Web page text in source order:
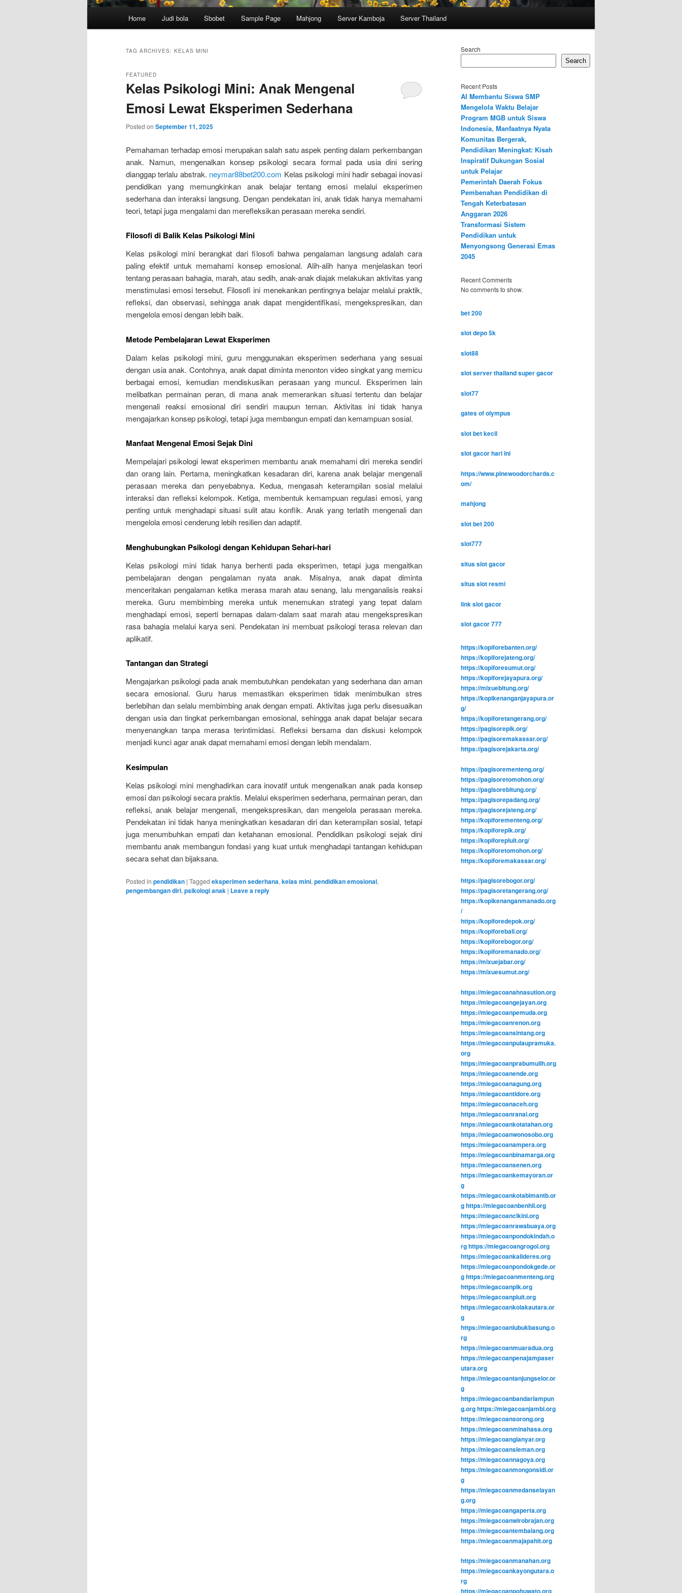
Home Judi bola Sbobet Sample Page Mahjong Server Kamboja Server Thailand
TAG ARCHIVES: KELAS MINI
Kelas Psikologi Mini: Anak Mengenal
Emosi Lewat Eksperimen Sederhana
FEATURED
Posted on September 11, 2025
Pemahaman terhadap emosi merupakan salah satu aspek penting dalam perkembangan
anak. Namun, mengenalkan konsep psikologi secara formal pada usia dini sering
dianggap terlalu abstrak. neymar88bet200.com Kelas psikologi mini hadir sebagai inovasi
pendidikan yang memungkinkan anak belajar tentang emosi melalui eksperimen
sederhana dan interaksi langsung. Dengan pendekatan ini, anak tidak hanya memahami
teori, tetapi juga mengalami dan merefleksikan perasaan mereka sendiri.
Filosofi di Balik Kelas Psikologi Mini
Kelas psikologi mini berangkat dari filosofi bahwa pengalaman langsung adalah cara
paling efektif untuk memahami konsep emosional. Alih-alih hanya menjelaskan teori
tentang perasaan bahagia, marah, atau sedih, anak-anak diajak melakukan aktivitas yang
menstimulasi emosi tersebut. Filosofi ini menekankan pentingnya belajar melalui praktik,
refleksi, dan observasi, sehingga anak dapat mengidentifikasi, mengekspresikan, dan
mengelola emosi dengan lebih baik.
Metode Pembelajaran Lewat Eksperimen
Dalam kelas psikologi mini, guru menggunakan eksperimen sederhana yang sesuai
dengan usia anak. Contohnya, anak dapat diminta menonton video singkat yang memicu
berbagai emosi, kemudian mendiskusikan perasaan yang muncul. Eksperimen lain
melibatkan permainan peran, di mana anak memerankan situasi tertentu dan belajar
mengenali reaksi emosional diri sendiri maupun teman. Aktivitas ini tidak hanya
mengajarkan konsep psikologi, tetapi juga membangun empati dan kemampuan sosial.
Manfaat Mengenal Emosi Sejak Dini
Mempelajari psikologi lewat eksperimen membantu anak memahami diri mereka sendiri
dan orang lain. Pertama, meningkatkan kesadaran diri, karena anak belajar mengenali
perasaan mereka dan penyebabnya. Kedua, mengasah keterampilan sosial melalui
interaksi dan refleksi kelompok. Ketiga, membentuk kemampuan regulasi emosi, yang
penting untuk menghadapi situasi sulit atau konflik. Anak yang terlatih mengenali dan
mengelola emosi cenderung lebih resilien dan adaptif.
Menghubungkan Psikologi dengan Kehidupan Sehari-hari
Kelas psikologi mini tidak hanya berhenti pada eksperimen, tetapi juga mengaitkan
pembelajaran dengan pengalaman nyata anak. Misalnya, anak dapat diminta
menceritakan pengalaman ketika merasa marah atau senang, lalu menganalisis reaksi
mereka. Guru membimbing mereka untuk menemukan strategi yang tepat dalam
menghadapi emosi, seperti bernapas dalam-dalam saat marah atau mengekspresikan
rasa bahagia melalui karya seni. Pendekatan ini membuat psikologi terasa relevan dan
aplikatif.
Tantangan dan Strategi
Mengajarkan psikologi pada anak membutuhkan pendekatan yang sederhana dan aman
secara emosional. Guru harus memastikan eksperimen tidak menimbulkan stres
berlebihan dan selalu membimbing anak dengan empati. Aktivitas juga perlu disesuaikan
dengan usia dan tingkat perkembangan emosional, sehingga anak dapat belajar secara
menyenangkan tanpa merasa terintimidasi. Refleksi bersama dan diskusi kelompok
menjadi kunci agar anak dapat memahami emosi dengan lebih mendalam.
Kesimpulan
Kelas psikologi mini menghadirkan cara inovatif untuk mengenalkan anak pada konsep
emosi dan psikologi secara praktis. Melalui eksperimen sederhana, permainan peran, dan
refleksi, anak belajar mengenali, mengekspresikan, dan mengelola perasaan mereka.
Pendekatan ini tidak hanya meningkatkan kesadaran diri dan keterampilan sosial, tetapi
juga menumbuhkan empati dan ketahanan emosional. Pendidikan psikologi sejak dini
membantu anak membangun fondasi yang kuat untuk menghadapi tantangan kehidupan
secara sehat dan bijaksana.
Posted in pendidikan | Tagged eksperimen sederhana, kelas mini, pendidikan emosional,
pengembangan diri, psikologi anak | Leave a reply
Search
Search
Recent Posts
AI Membantu Siswa SMP
Mengelola Waktu Belajar
Program MGB untuk Siswa
Indonesia, Manfaatnya Nyata
Komunitas Bergerak,
Pendidikan Meningkat: Kisah
Inspiratif Dukungan Sosial
untuk Pelajar
Pemerintah Daerah Fokus
Pembenahan Pendidikan di
Tengah Keterbatasan
Anggaran 2026
Transformasi Sistem
Pendidikan untuk
Menyongsong Generasi Emas
2045
Recent Comments
No comments to show.
bet 200
slot depo 5k
slot88
slot server thailand super gacor
slot77
gates of olympus
slot bet kecil
slot gacor hari ini
https://www.pinewoodorchards.c
om/
mahjong
slot bet 200
slot777
situs slot gacor
situs slot resmi
link slot gacor
slot gacor 777
https://kopiforebanten.org/
https://kopiforejateng.org/
https://kopiforesumut.org/
https://kopiforejayapura.org/
https://mixuebitung.org/
https://kopikenanganjayapura.or
g/
https://kopiforetangerang.org/
https://pagisorepik.org/
https://pagisoremakassar.org/
https://pagisorejakarta.org/
https://pagisorementeng.org/
https://pagisoretomohon.org/
https://pagisorebitung.org/
https://pagisorepadang.org/
https://pagisorejateng.org/
https://kopiforementeng.org/
https://kopiforepik.org/
https://kopiforepluit.org/
https://kopiforetomohon.org/
https://kopiforemakassar.org/
https://pagisorebogor.org/
https://pagisoretangerang.org/
https://kopikenanganmanado.org
/
https://kopiforedepok.org/
https://kopiforebali.org/
https://kopiforebogor.org/
https://kopiforemanado.org/
https://mixuejabar.org/
https://mixuesumut.org/
https://miegacoanahnasution.org
https://miegacoangejayan.org
https://miegacoanpemuda.org
https://miegacoanrenon.org
https://miegacoansintang.org
https://miegacoanpulaupramuka.
org
https://miegacoanprabumulih.org
https://miegacoanende.org
https://miegacoanagung.org
https://miegacoantidore.org
https://miegacoanaceh.org
https://miegacoanranai.org
https://miegacoankotatahan.org
https://miegacoanwonosobo.org
https://miegacoanampera.org
https://miegacoanbinamarga.org
https://miegacoansenen.org
https://miegacoankemayoran.or
g
https://miegacoankotabimantb.or
ghttps://miegacoanbenhil.org
https://miegacoancikini.org
https://miegacoanrawabuaya.org
https://miegacoanpondokindah.o
rghttps://miegacoangrogol.org
https://miegacoankalideres.org
https://miegacoanpondokgede.or
ghttps://miegacoanmenteng.org
https://miegacoanpik.org
https://miegacoanpluit.org
https://miegacoankolakautara.or
g
https://miegacoanlubukbasung.o
rg
https://miegacoanmuaradua.org
https://miegacoanpenajampaser
utara.org
https://miegacoantanjungselor.or
g
https://miegacoanbandarlampun
g.orghttps://miegacoanjambi.org
https://miegacoansorong.org
https://miegacoanminahasa.org
https://miegacoangianyar.org
https://miegacoansleman.org
https://miegacoannagoya.org
https://miegacoanmongonsidi.or
g
https://miegacoanmedanselayan
g.org
https://miegacoangaperta.org
https://miegacoanwirobrajan.org
https://miegacoantembalang.org
https://miegacoanmajapahit.org
https://miegacoanmanahan.org
https://miegacoankayongutara.o
rg